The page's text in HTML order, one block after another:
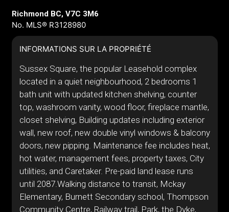
Richmond BC, V7C 3M6
No. MLS® R3128980
INFORMATIONS SUR LA PROPRIÉTÉ
Sussex Square, the popular Leasehold complex
located in a quiet neighbourhood, 2 bedrooms 1
bath unit with updated kitchen shelving, counter
top, washroom vanity, wood floor, fireplace mantle,
closet shelving, Building updates including exterior
wall, new roof, new double vinyl windows & balcony
doors, new pipping. Maintenance fee includes heat,
hot water, management fees, property taxes, City
utilities, and Caretaker. Pre-paid land lease runs
until 2087.Walking distance to transit, Mckay
Elementary, Burnett Secondary school, Thompson
Community Centre, Railway trail, Park, the Dyke,